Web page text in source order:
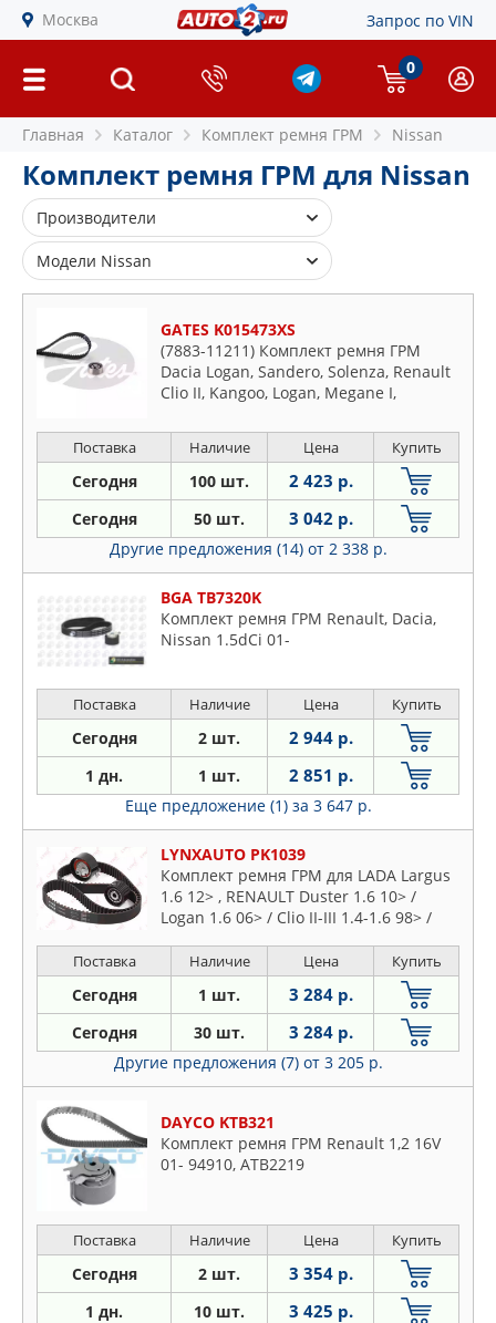
Москва Запрос по VIN
0
Главная Каталог Комплект ремня ГРМ Nissan
Комплект ремня ГРМ для Nissan
Производители
AIRTEX
BGA
DAYCO
DOLZ
GRAF
HEPU
HUTCHINSON
LYNXAUTO
OPTIMAL
Модели Nissan
Almera
Bluebird
Cube
Interstar
Kubistar
Maxima
Micra
Note
Nv200
Primastar
Primaster
Primera
Qashqai
Sunny
Sylphy
GATES K015473XS
(7883-11211) Комплект ремня ГРМ
Dacia Logan, Sandero, Solenza, Renault
Clio II, Kangoo, Logan, Megane I,
Поставка Наличие Цена Купить
Сегодня 100 шт. 2 423 р.
Сегодня 50 шт. 3 042 р.
Другие предложения (14) от 2 338 р.
BGA TB7320K
Комплект ремня ГРМ Renault, Dacia,
Nissan 1.5dCi 01-
Поставка Наличие Цена Купить
Сегодня 2 шт. 2 944 р.
1 дн. 1 шт. 2 851 р.
Еще предложение (1) за 3 647 р.
LYNXAUTO PK1039
Комплект ремня ГРМ для LADA Largus
1.6 12> , RENAULT Duster 1.6 10> /
Logan 1.6 06> / Clio II-III 1.4-1.6 98> /
Megane I-III 1.4-1.6 99> / Scenic I-II 1.4-
1.6 99>, NISSAN Kubistar 1.6 03> 16V
Поставка Наличие Цена Купить
Сегодня 1 шт. 3 284 р.
Сегодня 30 шт. 3 284 р.
Другие предложения (7) от 3 205 р.
DAYCO KTB321
Комплект ремня ГРМ Renault 1,2 16V
01- 94910, ATB2219
Поставка Наличие Цена Купить
Сегодня 2 шт. 3 354 р.
1 дн. 10 шт. 3 425 р.